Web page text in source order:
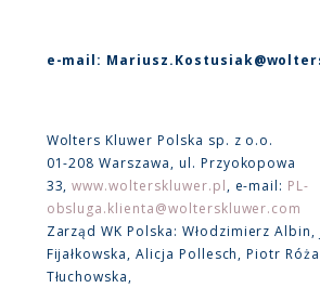
e-mail:
Wolters Kluwer Polska sp. z o.o.
01-208 Warszawa, ul. Przyokopowa
33,www.wolterskluwer.pl, e-mail: PL-
obsluga.klienta@wolterskluwer.com
Zarząd WK Polska: Włodzimierz Albin,
Fijałkowska, Alicja Pollesch, Piotr
Tłuchowska,